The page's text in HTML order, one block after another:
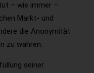
– wie immer –
Markt- und
die Anonymität
zu wahren.
seiner